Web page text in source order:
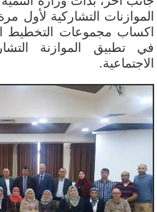
الموازنات التشاركية
اكساب مجموعات التخطيط
في تطبيق الموازنة
الاجتماعية.